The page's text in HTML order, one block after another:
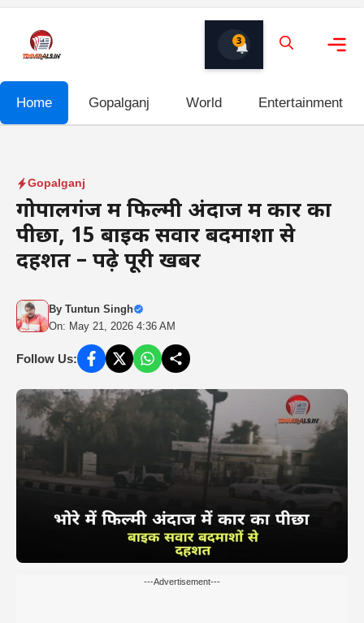
content
3
Home Gopalganj World Entertainment
Gopalganj
गोपालगंज में फिल्मी अंदाज में कार का
पीछा, 15 बाइक सवार बदमाशों से
दहशत – पढ़े पूरी खबर
By Tuntun Singh
On: May 21, 2026 4:36 AM
Follow Us:
---Advertisement---